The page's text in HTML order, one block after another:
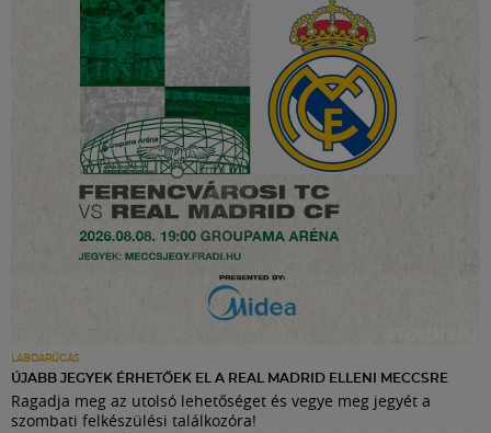
LABDARÚGÁS
ÚJABB JEGYEK ÉRHETŐEK EL A REAL MADRID ELLENI MECCSRE
Ragadja meg az utolsó lehetőséget és vegye meg jegyét a
szombati felkészülési találkozóra!